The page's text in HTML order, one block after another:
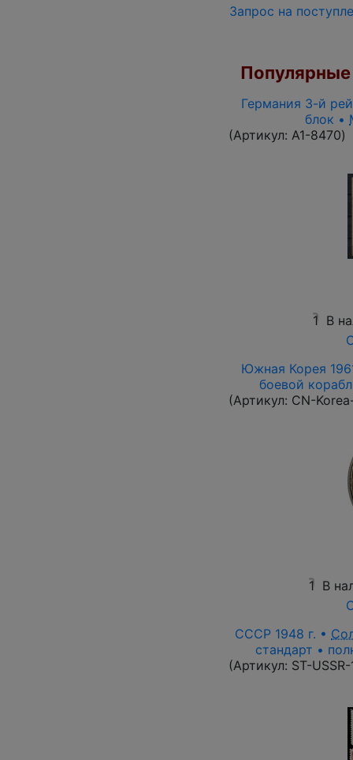
Запрос на
Германия 3-й
блок •
(Артикул: A1-8470)
1 В
Южная Корея
боевой
(Артикул: CN-
1 В
СССР 1948 г. •
стандарт •
(Артикул: ST-